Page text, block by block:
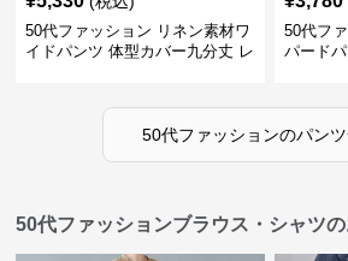
50代ファッション リネン素材ワ
イドパンツ 体型カバー九分丈 レ
50代フ
パード
50代ファッションのパンツ
50代ファッションブラウス・シャツ